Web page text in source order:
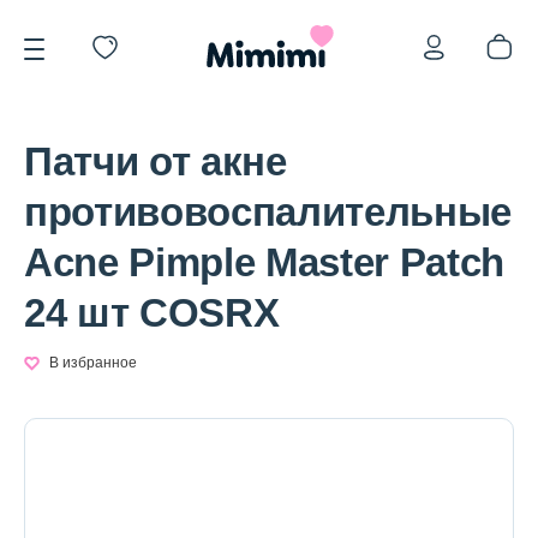
*OVERSTOCK -30%
Уход за лицом
Патчи от акне
противовоспалительные
Acne Pimple Master Patch
24 шт COSRX
В избранное